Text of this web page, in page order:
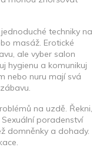
techniky na
masáž. Erotické
ale vyber salon
hygienu a komunikuj
nebo nuru mají svá
na uzdě. Řekni,
poradenství
domněnky a dohady.